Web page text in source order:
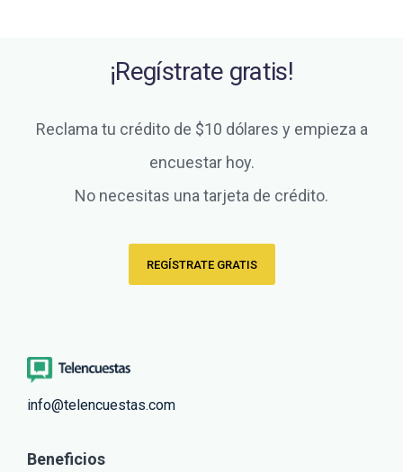
¡Regístrate gratis!
Reclama tu crédito de $10 dólares y empieza a
encuestar hoy.
No necesitas una tarjeta de crédito.
REGÍSTRATE GRATIS
info@telencuestas.com
Beneficios